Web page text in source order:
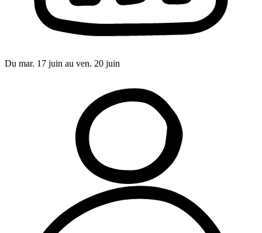
Du mar. 17 juin au ven. 20 juin